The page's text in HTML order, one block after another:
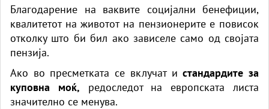
Благодарение на ваквите социјални бенефиции,
квалитетот на животот на пензионерите е повисок
отколку што би бил ако зависеле само од својата
пензија.
Ако во пресметката се вклучат истандардите за
куповна моќ, редоследот на европската листа
значително се менува.